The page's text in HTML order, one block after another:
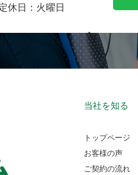
休日：火曜日
当社を知る
トップページ
お客様の声
ご契約の流れ